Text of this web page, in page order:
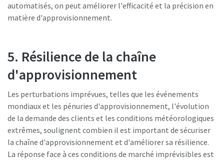
automatisés, on peut améliorer l'efficacité et la précision en
matière d'approvisionnement.
5. Résilience de la chaîne
d'approvisionnement
Les perturbations imprévues, telles que les événements
mondiaux et les pénuries d'approvisionnement, l'évolution
de la demande des clients et les conditions météorologiques
extrêmes, soulignent combien il est important de sécuriser
la chaîne d'approvisionnement et d'améliorer sa résilience.
La réponse face à ces conditions de marché imprévisibles est